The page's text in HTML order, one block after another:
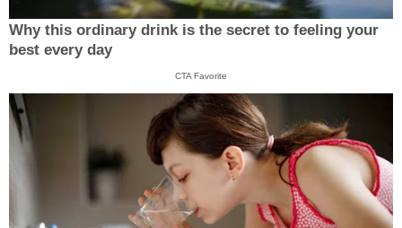
Why this ordinary drink is the secret to feeling your
best every day
CTA Favorite